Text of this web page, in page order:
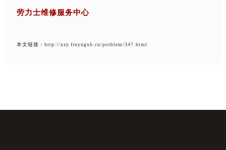
劳力士维修服务中心
本文链接： http://xzy.frnyngxb.cn/problem/347.html